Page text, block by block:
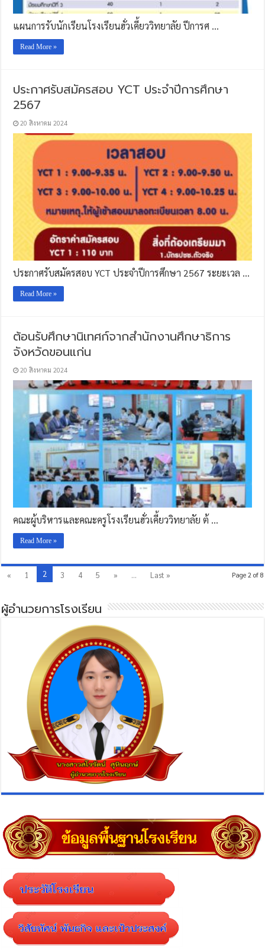
แผนการรับนักเรียนโรงเรียนฮั่วเคี้ยววิทยาลัย ปีการศ …
Read More »
ประกาศรับสมัครสอบ YCT ประจำปีการศึกษา
2567
20 สิงหาคม 2024
ประกาศรับสมัครสอบ YCT ประจำปีการศึกษา 2567 ระยะเวล …
Read More »
ต้อนรับศึกษานิเทศก์จากสำนักงานศึกษาธิการ
จังหวัดขอนแก่น
20 สิงหาคม 2024
คณะผู้บริหารและคณะครูโรงเรียนฮั่วเคี้ยววิทยาลัย ต้ …
Read More »
Page 2 of 8
« 1 2 3 4 5 » ... Last »
ผู้อำนวยการโรงเรียน